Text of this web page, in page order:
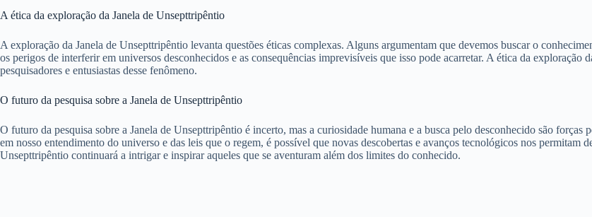
A ética da exploração da Janela de Unsepttripêntio
A exploração da Janela de Unsepttripêntio levanta questões éticas complexas. Alguns argumentam que devemos buscar o
os perigos de interferir em universos desconhecidos e as consequências imprevisíveis que isso pode acarretar. A ética da exploração
pesquisadores e entusiastas desse fenômeno.
O futuro da pesquisa sobre a Janela de Unsepttripêntio
O futuro da pesquisa sobre a Janela de Unsepttripêntio é incerto, mas a curiosidade humana e a busca pelo desconhecido são
em nosso entendimento do universo e das leis que o regem, é possível que novas descobertas e avanços tecnológicos nos permitam
Unsepttripêntio continuará a intrigar e inspirar aqueles que se aventuram além dos limites do conhecido.